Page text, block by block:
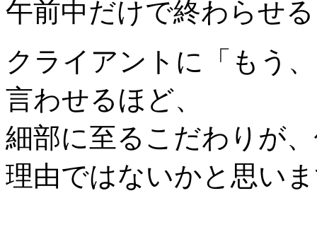
午前中だけで終わらせ
クライアントに「もう
言わせるほど、
細部に至るこだわりが
理由ではないかと思い